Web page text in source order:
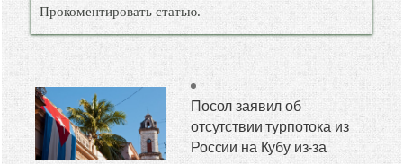
Прокоментировать статью.
Посол заявил об
отсутствии турпотока из
России на Кубу из-за